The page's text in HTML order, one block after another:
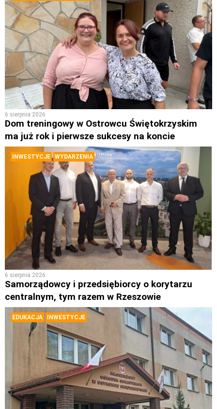
6 sierpnia 2026
Dom treningowy w Ostrowcu Świętokrzyskim
ma już rok i pierwsze sukcesy na koncie
INWESTYCJE WYDARZENIA
6 sierpnia 2026
Samorządowcy i przedsiębiorcy o korytarzu
centralnym, tym razem w Rzeszowie
EDUKACJA INWESTYCJE